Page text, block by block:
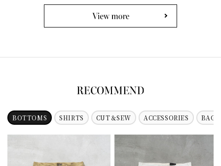
BOTTOMS SHIRTS CUT＆SEW ACCESSORIES BAG